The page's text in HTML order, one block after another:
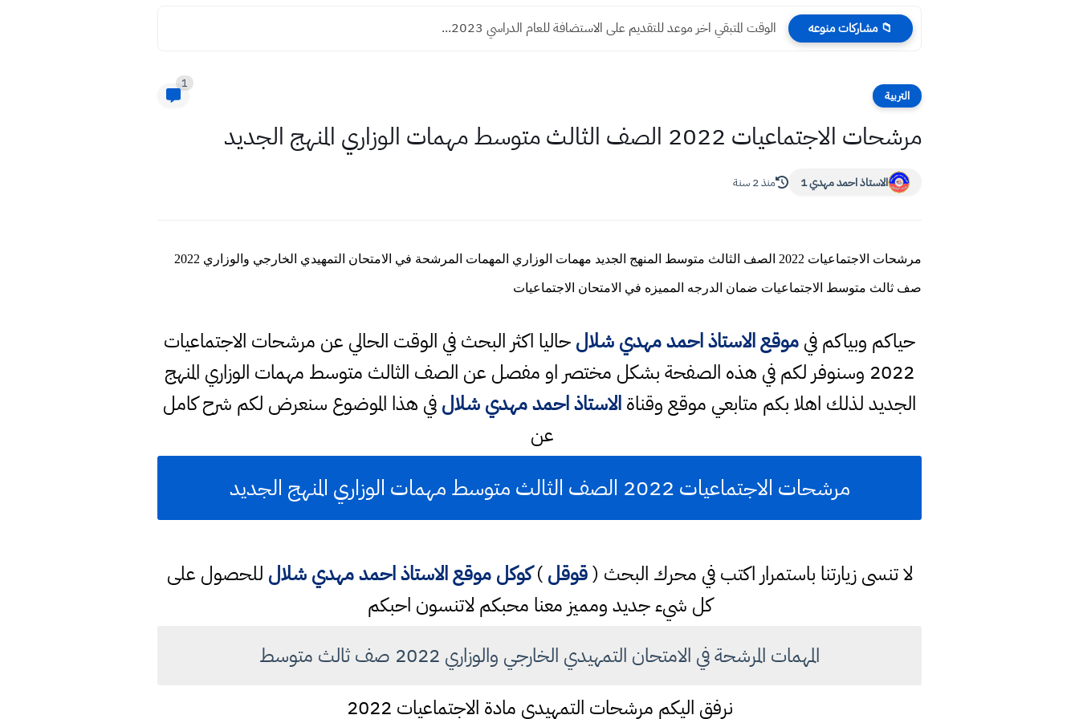
📁 مشاركات منوعه الوقت المتبقي اخر موعد للتقديم على الاستضافة للعام الدراسي 2023...
التربية
1
مرشحات الاجتماعيات 2022 الصف الثالث متوسط مهمات الوزاري المنهج الجديد
الاستاذ احمد مهدي 1 منذ 2 سنة
مرشحات الاجتماعيات 2022 الصف الثالث متوسط المنهج الجديد مهمات الوزاري المهمات المرشحة في الامتحان التمهيدي الخارجي والوزاري 2022
صف ثالث متوسط الاجتماعيات ضمان الدرجه المميزه في الامتحان الاجتماعيات
حياكم وبياكم فيموقع الاستاذ احمد مهدي شلالحاليا اكثر البحث في الوقت الحالي عن مرشحات الاجتماعيات
2022 وسنوفر لكم في هذه الصفحة بشكل مختصر او مفصل عن الصف الثالث متوسط مهمات الوزاري المنهج
الجديد لذلك اهلا بكم متابعي موقع وقناةالاستاذ احمد مهدي شلالفي هذا الموضوع سنعرض لكم شرح كامل
عن
مرشحات الاجتماعيات 2022 الصف الثالث متوسط مهمات الوزاري المنهج الجديد
لا تنسى زيارتنا باستمرار اكتب في محرك البحث (قوقل ) كوكل موقع الاستاذ احمد مهدي شلال للحصول على
كل شيء جديد ومميز معنا محبكم لاتنسون احبكم
المهمات المرشحة في الامتحان التمهيدي الخارجي والوزاري 2022 صف ثالث متوسط
نرفق اليكم مرشحات التمهيدي مادة الاجتماعيات 2022